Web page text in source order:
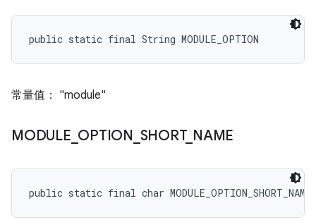
public static final String MODULE_OPTION
常量值： "module"
MODULE OPTION SHORT_ NAME
public static final char MODULE_OPTION_SHORT_NAME